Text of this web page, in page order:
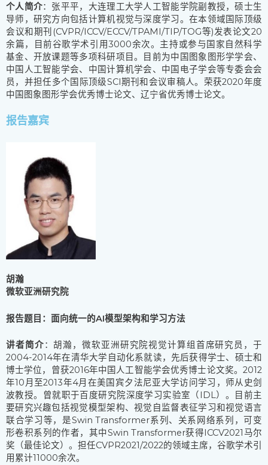
个人简介：张平平，大连理工大学人工智能学院副教授，硕士生
导师，研究方向包括计算机视觉与深度学习。在本领域国际顶级
会议和期刊(CVPR/ICCV/ECCV/TPAMI/TIP/TOG等)发表论文20
余篇，目前谷歌学术引用3000余次。主持或参与国家自然科学
基金、开放课题等多项科研项目。目前为中国图象图形学学会、
中国人工智能学会、中国计算机学会、中国电子学会等专委会会
员，并担任多个国际顶级SCI期刊和会议审稿人。荣获2020年度
中国图象图形学会优秀博士论文、辽宁省优秀博士论文。
报告嘉宾
胡瀚
微软亚洲研究院
报告题目：面向统一的AI模型架构和学习方法
讲者简介：胡瀚，微软亚洲研究院视觉计算组首席研究员，于
2004-2014年在清华大学自动化系就读，先后获得学士、硕士和
博士学位，曾获2016年中国人工智能学会优秀博士论文奖。2012
年10月至2013年4月在美国宾夕法尼亚大学访问学习，师从史剑
波教授。曾就职于百度研究院深度学习实验室（IDL）。目前主
要研究兴趣包括视觉模型架构、视觉自监督表征学习和视觉语言
联合学习等，是Swin Transformer系列、关系网络系列，可变
形卷积系列的作者，其中Swin Transformer获得ICCV2021马尔
奖（最佳论文）。担任CVPR2021/2022的领域主席，谷歌学术引
用累计11000余次。